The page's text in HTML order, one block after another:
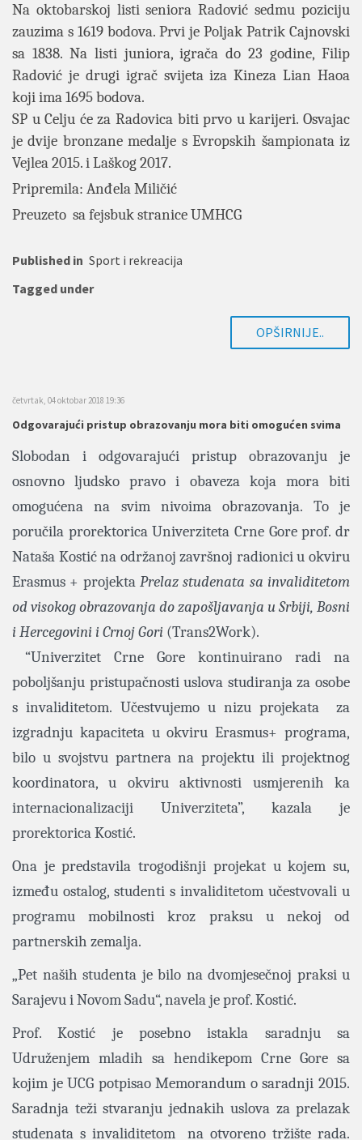
Na oktobarskoj listi seniora Radović sedmu poziciju
zauzima s 1619 bodova. Prvi je Poljak Patrik Cajnovski
sa 1838. Na listi juniora, igrača do 23 godine, Filip
Radović je drugi igrač svijeta iza Kineza Lian Haoa
koji ima 1695 bodova.
SP u Celju će za Radovica biti prvo u karijeri. Osvajac
je dvije bronzane medalje s Evropskih šampionata iz
Vejlea 2015. i Laškog 2017.
Pripremila: Anđela Miličić
Preuzeto sa fejsbuk stranice UMHCG
Published in Sport i rekreacija
Tagged under
OPŠIRNIJE..
četvrtak, 04 oktobar 2018 19:36
Odgovarajući pristup obrazovanju mora biti omogućen svima
Slobodan i odgovarajući pristup obrazovanju je
osnovno ljudsko pravo i obaveza koja mora biti
omogućena na svim nivoima obrazovanja. To je
poručila prorektorica Univerziteta Crne Gore prof. dr
Nataša Kostić na održanoj završnoj radionici u okviru
Erasmus + projekta Prelaz studenata sa invaliditetom
od visokog obrazovanja do zapošljavanja u Srbiji, Bosni
i Hercegovini i Crnoj Gori (Trans2Work).
“Univerzitet Crne Gore kontinuirano radi na
poboljšanju pristupačnosti uslova studiranja za osobe
s invaliditetom. Učestvujemo u nizu projekata za
izgradnju kapaciteta u okviru Erasmus+ programa,
bilo u svojstvu partnera na projektu ili projektnog
koordinatora, u okviru aktivnosti usmjerenih ka
internacionalizaciji Univerziteta”, kazala je
prorektorica Kostić.
Ona je predstavila trogodišnji projekat u kojem su,
između ostalog, studenti s invaliditetom učestvovali u
programu mobilnosti kroz praksu u nekoj od
partnerskih zemalja.
„Pet naših studenta je bilo na dvomjesečnoj praksi u
Sarajevu i Novom Sadu“, navela je prof. Kostić.
Prof. Kostić je posebno istakla saradnju sa
Udruženjem mladih sa hendikepom Crne Gore sa
kojim je UCG potpisao Memorandum o saradnji 2015.
Saradnja teži stvaranju jednakih uslova za prelazak
studenata s invaliditetom na otvoreno tržište rada.